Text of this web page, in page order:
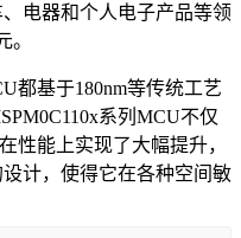
电器和个人电子产品等领
。
都基于180nm等传统工艺
系列MCU不仅
性能上实现了大幅提升，
计，使得它在各种空间敏